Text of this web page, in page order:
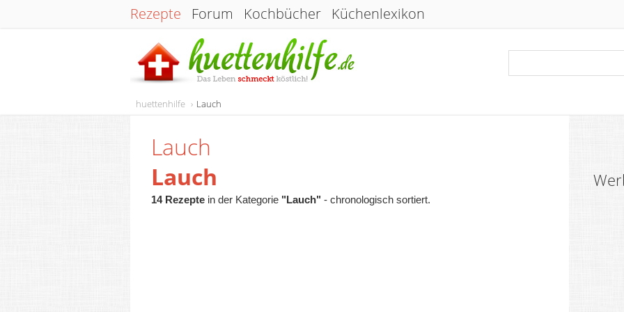
Rezepte Forum Kochbücher Küchenlexikon
huettenhilfe Lauch
Lauch
Lauch
14 Rezepte in der Kategorie "Lauch" - chronologisch sortiert.